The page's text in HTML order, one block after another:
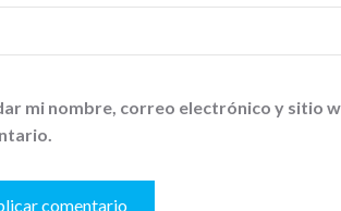
mi nombre, correo electrónico y sitio